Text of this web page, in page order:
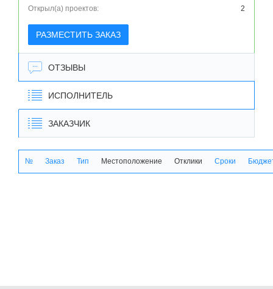
Открыл(а) проектов:
2
РАЗМЕСТИТЬ ЗАКАЗ
ОТЗЫВЫ
ИСПОЛНИТЕЛЬ
ЗАКАЗЧИК
№ Заказ Тип Местоположение Отклики Сроки